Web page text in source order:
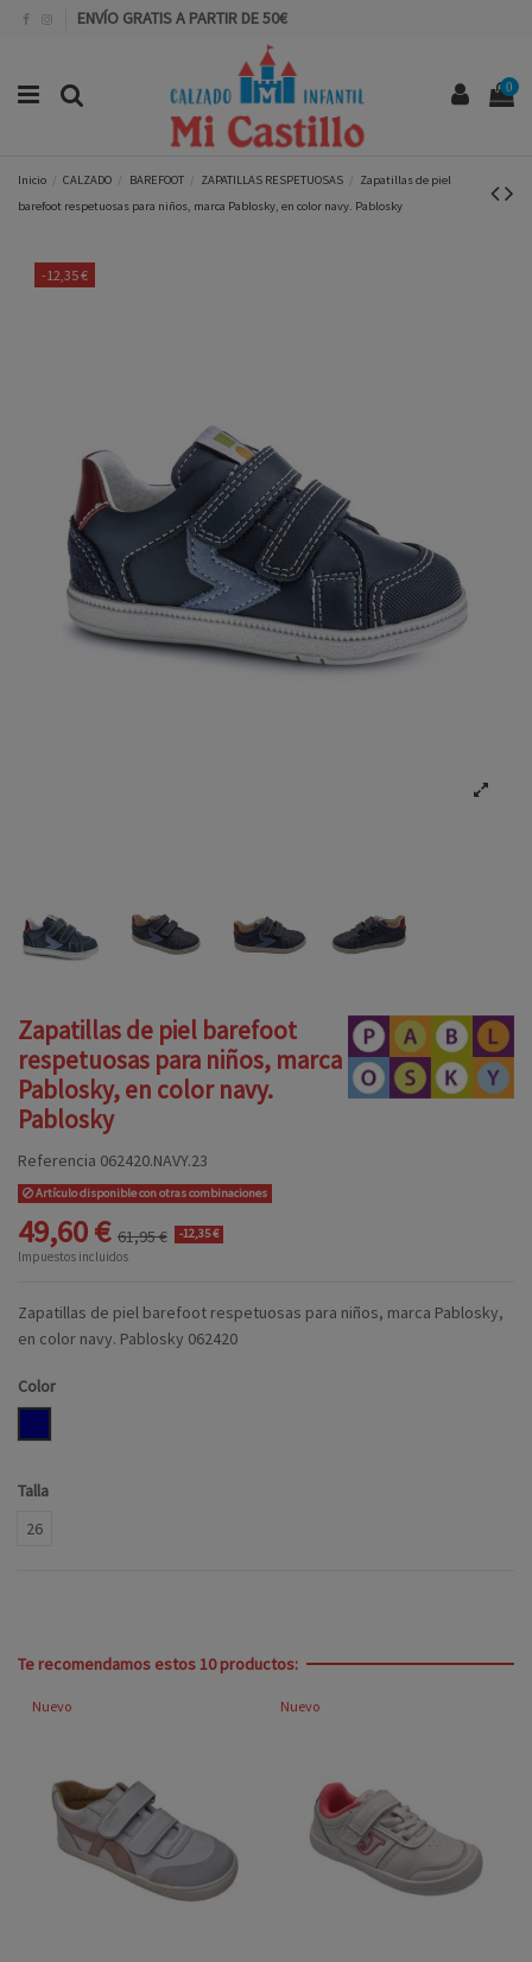
ENVÍO GRATIS A PARTIR DE 50€
0
Inicio CALZADO BAREFOOT ZAPATILLAS RESPETUOSAS
Zapatillas de piel
barefoot respetuosas para niños, marca Pablosky, en color navy. Pablosky
-12,35 €
Zapatillas de piel barefoot
respetuosas para niños, marca
Pablosky, en color navy.
Pablosky
Referencia 062420.NAVY.23
Artículo disponible con otras combinaciones
49,60 € 61,95 € -12,35 €
Impuestos incluidos
Zapatillas de piel barefoot respetuosas para niños, marca Pablosky,
en color navy. Pablosky 062420
Color
Talla
26
Te recomendamos estos 10 productos:
Nuevo Nuevo